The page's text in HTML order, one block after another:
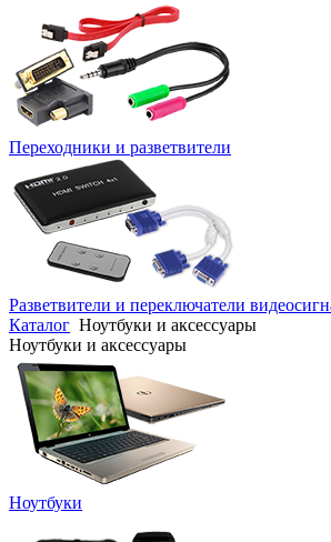
Переходники и разветвители
Разветвители и переключатели
Каталог Ноутбуки и аксессуары
Ноутбуки и аксессуары
Ноутбуки